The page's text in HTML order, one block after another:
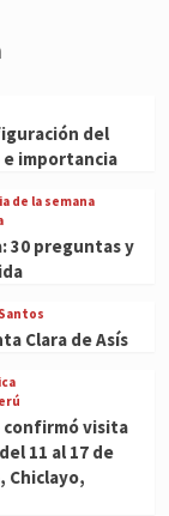
del
importancia
de la semana
30 preguntas y
Santos
Clara de Asís
confirmó visita
11 al 17 de
Chiclayo,